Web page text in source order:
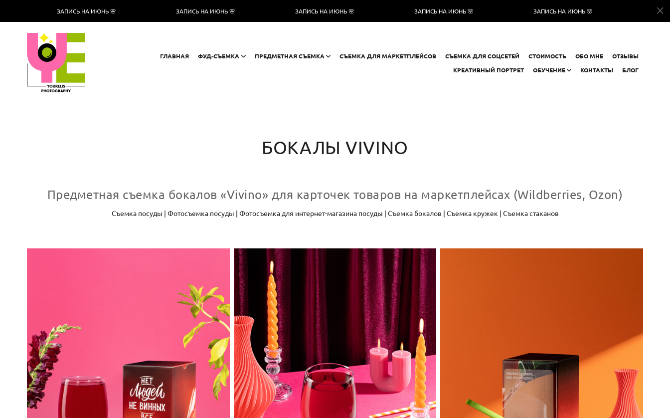
ГЛАВНАЯ ФУД-СЪЕМКА ПРЕДМЕТНАЯ СЪЕМКА СЪЕМКА ДЛЯ МАРКЕТПЛЕЙСОВ СЪЕМКА ДЛЯ СОЦСЕТЕЙ СТОИМОСТЬ ОБО МНЕ
ОТЗЫВЫ
КРЕАТИВНЫЙ ПОРТРЕТ
ОБУЧЕНИЕ КОНТАКТЫ БЛОГ
БОКАЛЫ VIVINO
Предметная съемка бокалов «Vivino» для карточек товаров на маркетплейсах (Wildberries, Ozon)
Съемка посуды | Фотосъемка посуды | Фотосъемка для интернет-магазина посуды | Съемка бокалов | Съемка кружек | Съемка стаканов
ЗАПИСЬ НА ИЮНЬ 🌸 ЗАПИСЬ НА ИЮНЬ 🌸 ЗАПИСЬ НА ИЮНЬ 🌸 ЗАПИСЬ НА ИЮНЬ 🌸 ЗАПИСЬ НА ИЮНЬ 🌸 ЗАПИСЬ НА ИЮНЬ 🌸